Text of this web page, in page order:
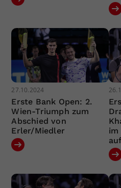
27.10.2024
Erste Bank Open: 2.
Wien-Triumph zum
Abschied von
Erler/Miedler
im